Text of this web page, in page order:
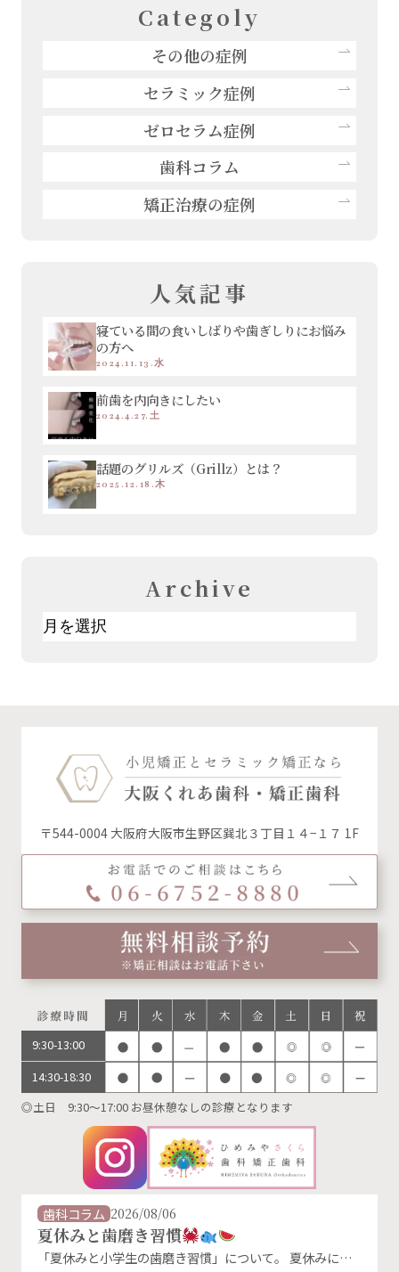
Categoly
その他の症例
セラミック症例
ゼロセラム症例
歯科コラム
矯正治療の症例
人気記事
寝ている間の食いしばりや歯ぎしりにお悩み
の方へ
2024.11.13.水
前歯を内向きにしたい
2024.4.27.土
話題のグリルズ（Grillz）とは？
2025.12.18.木
Archive
ア
〒544-0004 大阪府大阪市生野区巽北３丁目１４−１７ 1F
9:30-13:00
14:30-18:30
◎土日 9:30～17:00 お昼休憩なしの診療となります
歯科コラム 2026/08/06
夏休みと歯磨き習慣
「夏休みと小学生の歯磨き習慣」について。 夏休みに入